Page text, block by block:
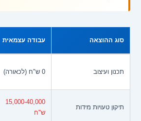
סוג ההוצאה עבודה עצמאית
תכנון ועיצוב 0 ש"ח (לכאורה)
תיקון טעויות מידות
15,000-40,000
ש"ח